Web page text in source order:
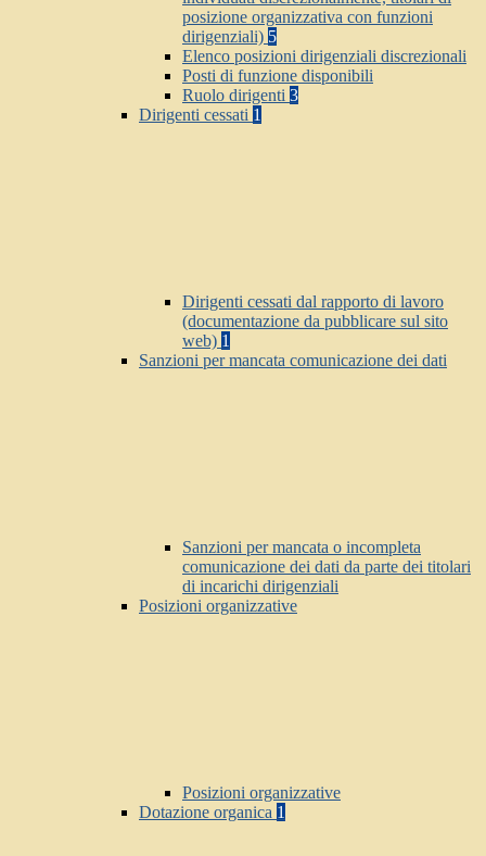
posizione organizzativa con funzioni
dirigenziali) 5
Elenco posizioni dirigenziali discrezionali
Posti di funzione disponibili
Ruolo dirigenti 3
Dirigenti cessati 1
Dirigenti cessati dal rapporto di lavoro
(documentazione da pubblicare sul sito
web) 1
Sanzioni per mancata comunicazione dei dati
Sanzioni per mancata o incompleta
comunicazione dei dati da parte dei titolari
di incarichi dirigenziali
Posizioni organizzative
Posizioni organizzative
Dotazione organica 1